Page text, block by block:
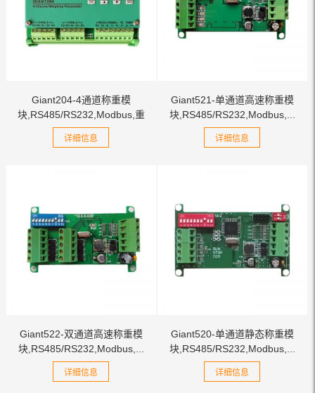
Giant204-4通道称重模
块,RS485/RS232,Modbus,重
量...
详细信息
Giant521-单通道高速称重模
块,RS485/RS232,Modbus,...
详细信息
Giant522-双通道高速称重模
块,RS485/RS232,Modbus,...
详细信息
Giant520-单通道静态称重模
块,RS485/RS232,Modbus,...
详细信息